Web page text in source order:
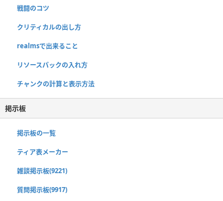
戦闘のコツ
クリティカルの出し方
realmsで出来ること
リソースパックの入れ方
チャンクの計算と表示方法
掲示板
掲示板の一覧
ティア表メーカー
雑談掲示板(9221)
質問掲示板(9917)